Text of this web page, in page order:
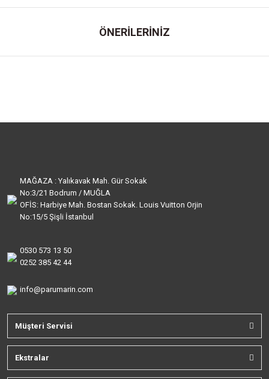
ÖNERİLERİNİZ
MAĞAZA : Yalıkavak Mah. Gür Sokak
No:3/21 Bodrum / MUĞLA
OFİS: Harbiye Mah. Bostan Sokak. Louis Vuitton Orjin
No:15/5 Şişli İstanbul
0530 573 13 50
0252 385 42 44
info@parumarin.com
Müşteri Servisi
Ekstralar